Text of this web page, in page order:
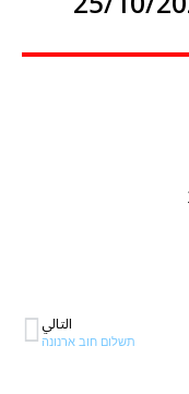
التالي
תשלום חוב ארנונה